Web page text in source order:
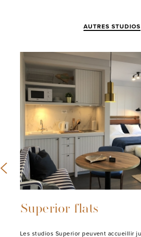
AUTRES STUDIOS
Superior flats
Les studios Superior peuvent accueillir